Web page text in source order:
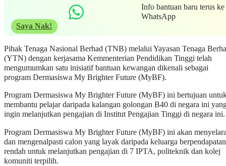
Info bantuan baru terus ke
WhatsApp
Saya Nak!
Pihak Tenaga Nasional Berhad (TNB) melalui Yayasan Tenaga
(YTN) dengan kerjasama Kemmenterian Pendidikan Tinggi telah
mengumumkan satu inisiatif bantuan kewangan dikenali sebagai
program Dermasiswa My Brighter Future (MyBF).
Program Dermasiswa My Brighter Future (MyBF) ini bertujuan
membantu pelajar daripada kalangan golongan B40 di negara ini
ingin melanjutkan pengajian di Institut Pengajian Tinggi di negara ini.
Program Dermasiswa My Brighter Future (MyBF) ini akan
dan mengenalpasti calon yang layak daripada keluarga berpendapatan
rendah untuk melanjutkan pengajian di 7 IPTA, politeknik dan kolej
komuniti terpilih.